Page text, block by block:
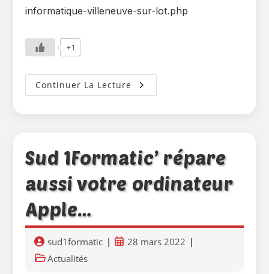
informatique-villeneuve-sur-lot.php
+1
Continuer La Lecture Changement
MacBook
Sud 1Formatic’ répare
aussi votre ordinateur
Apple…
Auteur/autrice
de
la
sud1formatic
Publication
28 mars 2022
PostActualités